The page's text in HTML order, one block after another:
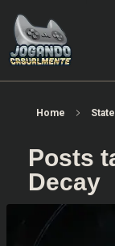
Home
Posts
Decay